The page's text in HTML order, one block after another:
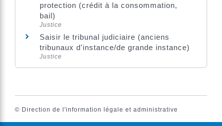
protection (crédit à la consommation,
bail)
Justice
Saisir le tribunal judiciaire (anciens
tribunaux d'instance/de grande instance)
Justice
© Direction de l'information légale et administrative